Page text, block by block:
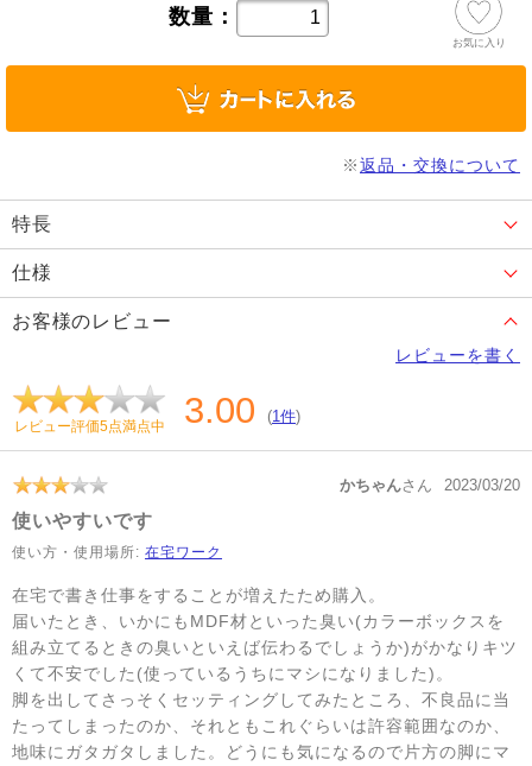
数量：
お気に入り
※返品・交換について
特長
仕様
お客様のレビュー
レビューを書く
レビュー評価5点満点中 3.00 (1件)
かちゃんさん 2023/03/20
使いやすいです
使い方・使用場所: 在宅ワーク
在宅で書き仕事をすることが増えたため購入。
届いたとき、いかにもMDF材といった臭い(カラーボックスを
組み立てるときの臭いといえば伝わるでしょうか)がかなりキツ
くて不安でした(使っているうちにマシになりました)。
脚を出してさっそくセッティングしてみたところ、不良品に当
たってしまったのか、それともこれぐらいは許容範囲なのか、
地味にガタガタしました。どうにも気になるので片方の脚にマ